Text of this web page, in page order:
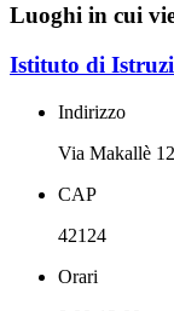
Luoghi in cui
Istituto di
Indirizzo
Via Makallè 12
CAP
42124
Orari